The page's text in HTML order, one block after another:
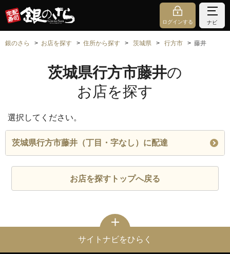
ログインする ナビ
銀のさら お店を探す 住所から探す 茨城県 行方市 藤井
茨城県行方市藤井の
お店を探す
選択してください。
茨城県行方市藤井（丁目・字なし）に配達
お店を探すトップへ戻る
サイトナビをひらく